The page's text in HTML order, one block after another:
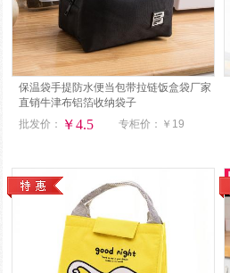
保温袋手提防水便当包带拉链饭盒袋厂家
直销牛津布铝箔收纳袋子
批发价：
￥4.5 专柜价： ￥19